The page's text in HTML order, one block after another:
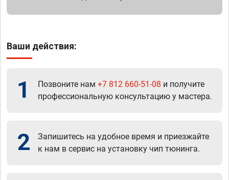
Ваши действия:
1 Позвоните нам +7 812 660-51-08 и получите
профессиональную консультацию у мастера.
2
Запишитесь на удобное время и приезжайте
к нам в сервис на установку чип тюнинга.